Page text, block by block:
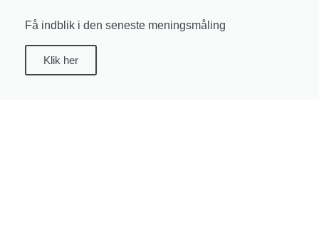
Få indblik i den seneste meningsmåling
Klik her